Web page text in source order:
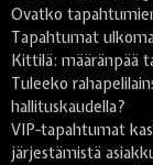
Ovatko
Tapahtumat
Kittilä: määränpää
Tuleeko
hallituskaudella?
VIP-tapahtumat
järjestämistä